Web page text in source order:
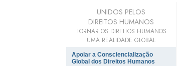
UNIDOS PELOS
DIREITOS HUMANOS
TORNAR OS DIREITOS HUMANOS
UMA REALIDADE GLOBAL
Apoiar a Consciencialização
Global dos Direitos Humanos